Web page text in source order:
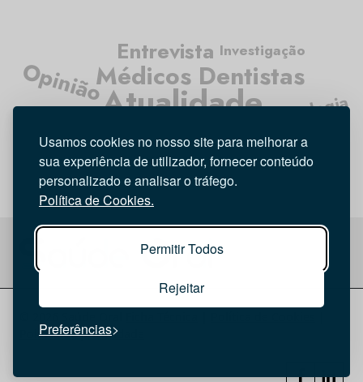
Usamos cookies no nosso site para melhorar a
sua experiência de utilizador, fornecer conteúdo
personalizado e analisar o tráfego.
Política de Cookies.
Permitir Todos
Rejeitar
Preferências
Atualidade
Médicos Dentistas
Higiene Oral
Entrevista
Opinião
Tecnologia
Investigação
Política de privacidade